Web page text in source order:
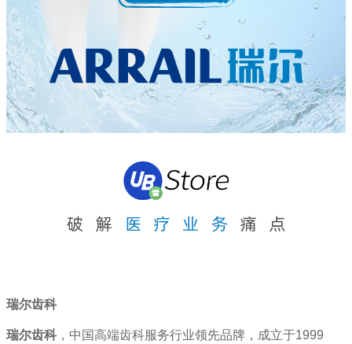
瑞尔齿科
瑞尔齿科，中国高端齿科服务行业领先品牌，成立于1999